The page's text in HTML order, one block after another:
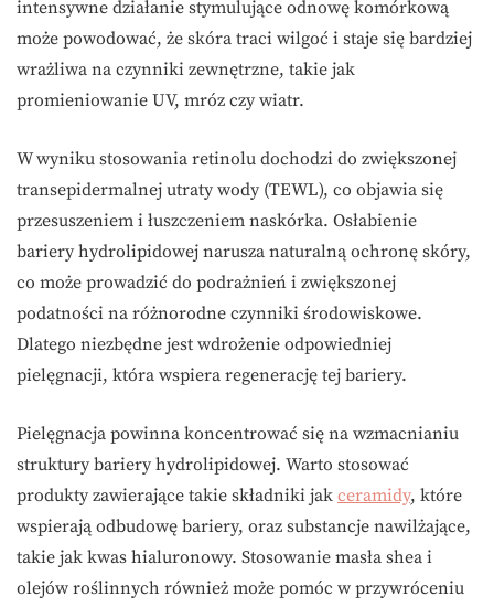
intensywne działanie stymulujące odnowę komórkową
może powodować, że skóra traci wilgoć i staje się bardziej
wrażliwa na czynniki zewnętrzne, takie jak
promieniowanie UV, mróz czy wiatr.
W wyniku stosowania retinolu dochodzi do zwiększonej
transepidermalnej utraty wody (TEWL), co objawia się
przesuszeniem i łuszczeniem naskórka. Osłabienie
bariery hydrolipidowej narusza naturalną ochronę skóry,
co może prowadzić do podrażnień i zwiększonej
podatności na różnorodne czynniki środowiskowe.
Dlatego niezbędne jest wdrożenie odpowiedniej
pielęgnacji, która wspiera regenerację tej bariery.
Pielęgnacja powinna koncentrować się na wzmacnianiu
struktury bariery hydrolipidowej. Warto stosować
produkty zawierające takie składniki jak ceramidy, które
wspierają odbudowę bariery, oraz substancje nawilżające,
takie jak kwas hialuronowy. Stosowanie masła shea i
olejów roślinnych również może pomóc w przywróceniu